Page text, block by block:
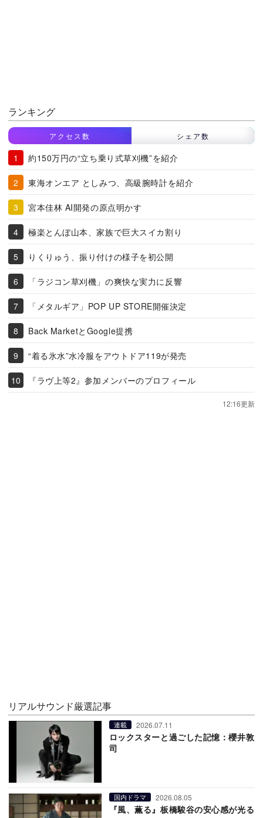
ランキング
アクセス数 シェア数
約150万円の“立ち乗り式草刈機”を紹介
東海オンエア としみつ、高級腕時計を紹介
宮本佳林 AI開発の原点明かす
極楽とんぼ山本、家族で巨大スイカ割り
りくりゅう、振り付けの様子を初公開
「ラジコン草刈機」の爽快な実力に反響
「メタルギア」POP UP STORE開催決定
Back MarketとGoogle提携
“着る氷水”水冷服をアウトドア119が発売
『ラヴ上等2』参加メンバーのプロフィール
12:16更新
リアルサウンド厳選記事
連載 2026.07.11
ロックスターと過ごした記憶：櫻井敦
司
国内ドラマ 2026.08.05
『風、薫る』板橋駿谷の安心感が光る